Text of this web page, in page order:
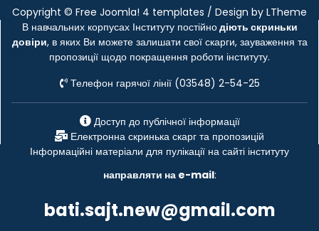
Copyright © Free Joomla! 4 templates / Design by LTheme
В навчальних корпусах Інституту постійнодіють скриньки
довіри, в яких Ви можете залишати свої скарги, зауваження та
пропозиції щодо покращення роботи інституту.
Телефон гарячої лінії (03548) 2-54-25
Доступ до публічної інформації
Електронна скринька скарг та пропозицій
Інформаційні матеріали для пулікації на сайті інституту
направляти на e-mail:
bati.sajt.new@gmail.com